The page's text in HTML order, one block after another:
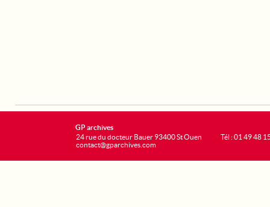
GP archives
24 rue du docteur Bauer 93400 St Ouen
contact@gparchives.com
Tél : 01 49 48